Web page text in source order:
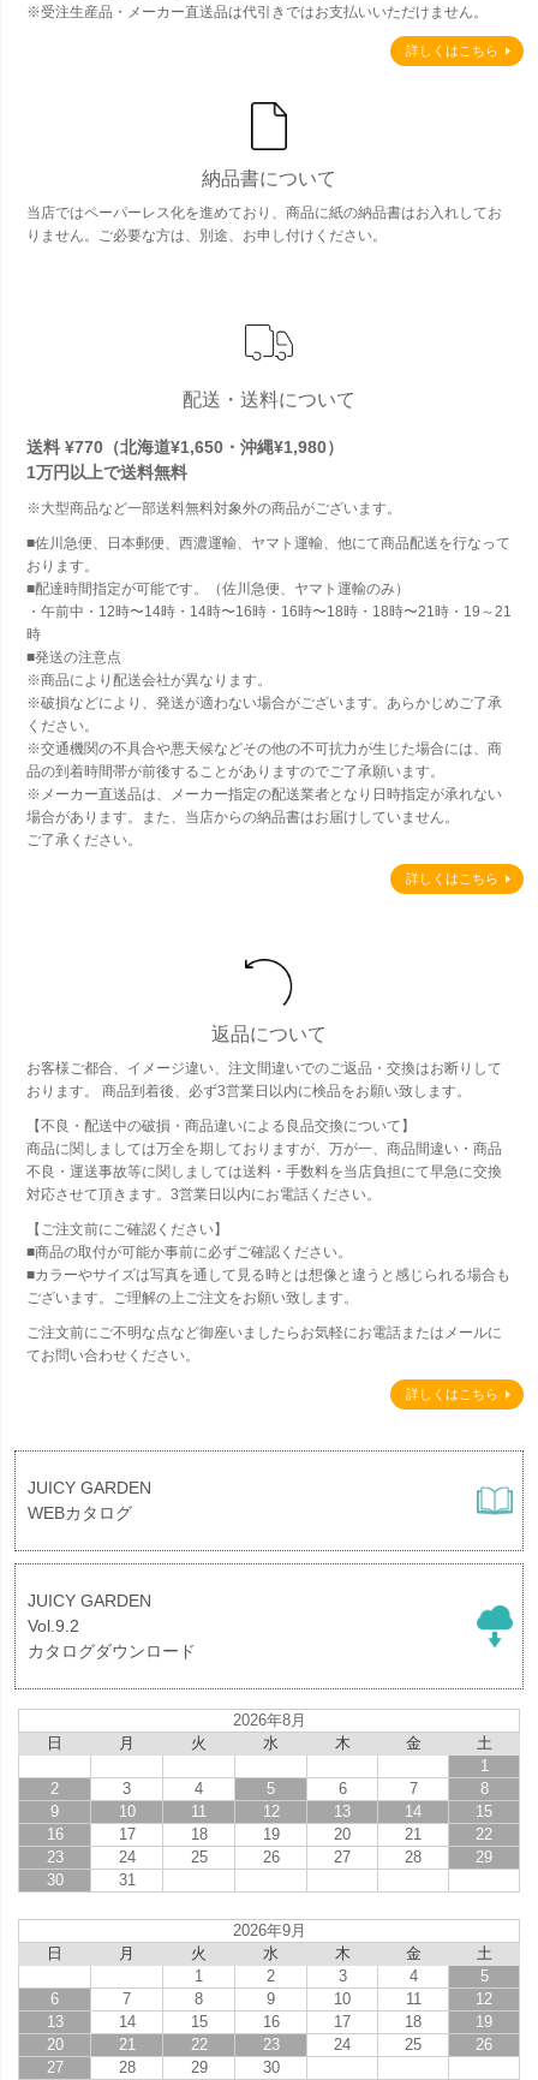
※受注生産品・メーカー直送品は代引きではお支払いいただけません。
詳しくはこちら
納品書について
当店ではペーパーレス化を進めており、商品に紙の納品書はお入れしてお
りません。ご必要な方は、別途、お申し付けください。
配送・送料について
送料 ¥770（北海道¥1,650・沖縄¥1,980）
1万円以上で送料無料
※大型商品など一部送料無料対象外の商品がございます。
■佐川急便、日本郵便、西濃運輸、ヤマト運輸、他にて商品配送を行なって
おります。
■配達時間指定が可能です。（佐川急便、ヤマト運輸のみ）
・午前中・12時〜14時・14時〜16時・16時〜18時・18時〜21時・19～21
時
■発送の注意点
※商品により配送会社が異なります。
※破損などにより、発送が適わない場合がございます。あらかじめご了承
ください。
※交通機関の不具合や悪天候などその他の不可抗力が生じた場合には、商
品の到着時間帯が前後することがありますのでご了承願います。
※メーカー直送品は、メーカー指定の配送業者となり日時指定が承れない
場合があります。また、当店からの納品書はお届けしていません。
ご了承ください。
詳しくはこちら
返品について
お客様ご都合、イメージ違い、注文間違いでのご返品・交換はお断りして
おります。 商品到着後、必ず3営業日以内に検品をお願い致します。
【不良・配送中の破損・商品違いによる良品交換について】
商品に関しましては万全を期しておりますが、万が一、商品間違い・商品
不良・運送事故等に関しましては送料・手数料を当店負担にて早急に交換
対応させて頂きます。3営業日以内にお電話ください。
【ご注文前にご確認ください】
■商品の取付が可能か事前に必ずご確認ください。
■カラーやサイズは写真を通して見る時とは想像と違うと感じられる場合も
ございます。ご理解の上ご注文をお願い致します。
ご注文前にご不明な点など御座いましたらお気軽にお電話またはメールに
てお問い合わせください。
詳しくはこちら
JUICY GARDEN
WEBカタログ
JUICY GARDEN
Vol.9.2
カタログダウンロード
2026年8月
日
月 火 水 木 金
土
1
2
3 4 5 6 7
8
9
10 11 12 13 14
15
16
17 18 19 20 21
22
23
24 25 26 27 28
29
30
31
2026年9月
日
月 火 水 木 金
土
1
2 3 4
5
6
7 8 9 10 11
12
13
14 15 16 17 18
19
20
21 22 23 24 25
26
27
28 29 30